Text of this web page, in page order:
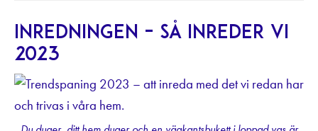
Inredningen – så inreder vi
2023